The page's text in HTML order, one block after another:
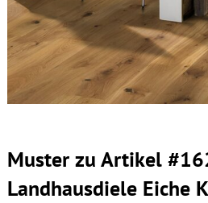
Muster zu Artikel
Landhausdiele Eiche